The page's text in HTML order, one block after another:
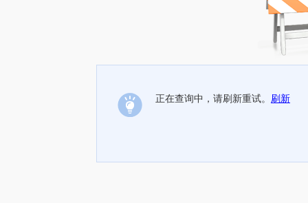
正在查询中，请刷新重试。 刷新